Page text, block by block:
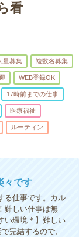
看
量募集 複数名募集
WEB登録OK
17時前までの仕事
医療福祉
ルーティン
々です
る仕事です。カル
難しい仕事は無
い環境＊】難しい
完結するので、